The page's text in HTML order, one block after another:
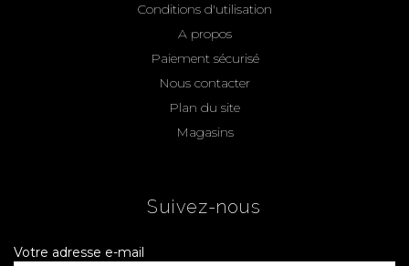
Conditions d'utilisation
A propos
Paiement sécurisé
Nous contacter
Plan du site
Magasins
Suivez-nous
Votre adresse e-mail